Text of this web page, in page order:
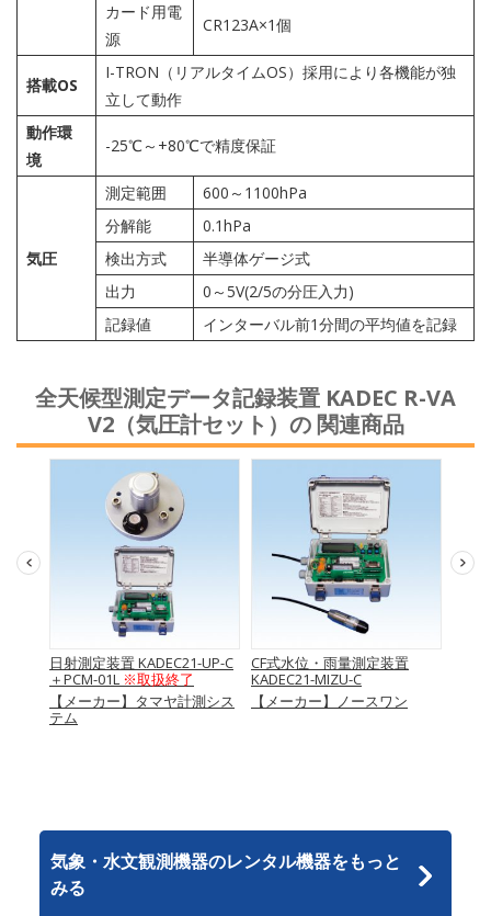
カード用電
源
CR123A×1個
搭載OS
I-TRON（リアルタイムOS）採用により各機能が独
立して動作
動作環
境
-25℃～+80℃で精度保証
気圧
測定範囲
600～1100hPa
分解能
0.1hPa
検出方式
半導体ゲージ式
出力
0～5V(2/5の分圧入力)
記録値
インターバル前1分間の平均値を記録
全天候型測定データ記録装置 KADEC R-VA
V2（気圧計セット）の 関連商品
日射測定装置 KADEC21-UP-C
＋PCM-01L ※取扱終了
【メーカー】タマヤ計測シス
テム
CF式水位・雨量測定装置
KADEC21-MIZU-C
【メーカー】ノースワン
気象・水文観測機器のレンタル機器をもっと
みる